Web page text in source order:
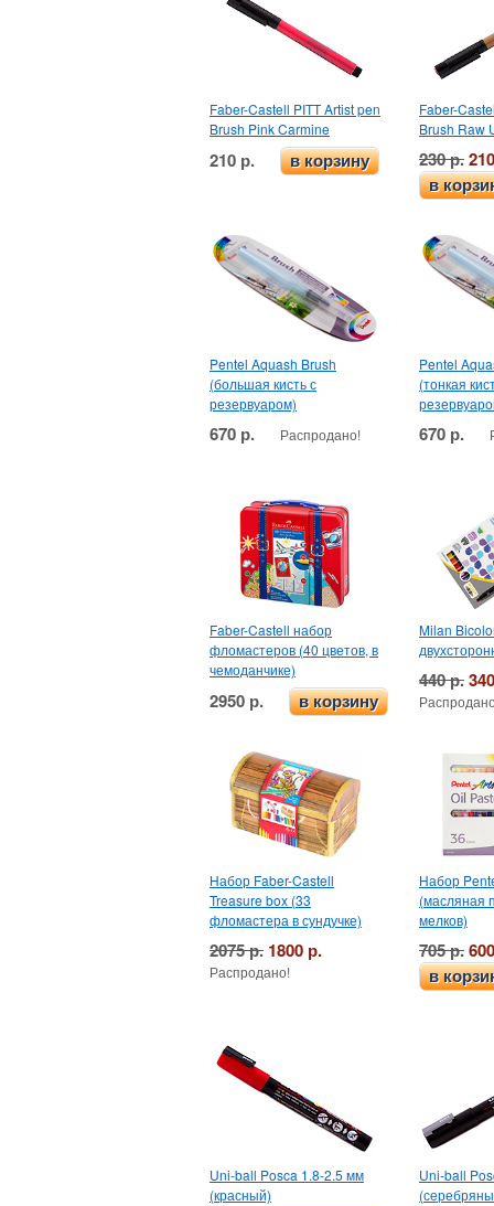
Faber-Castell PITT Artist pen
Brush Pink Carmine
210 р. в корзину
Faber-
Brush Raw
230 р.
в
Pentel Aquash Brush
(большая кисть с
резервуаром)
670 р. Распродано!
Pentel
(тонкая
670 р.
Faber-Castell набор
фломастеров (40 цветов, в
чемоданчике)
2950 р. в корзину
Milan
440 р.
Набор Faber-Castell
Treasure box (33
фломастера в сундучке)
2075 р. 1800 р.
Распродано!
Набор
(масляная
мелков)
705 р.
в
Uni-ball Posca 1.8-2.5 мм
(красный)
Uni-ball